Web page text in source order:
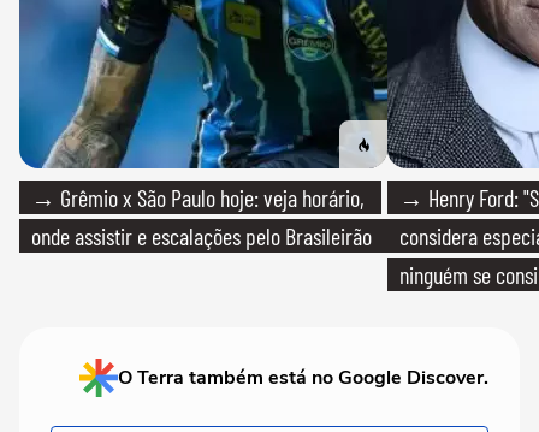
→ Grêmio x São Paulo hoje: veja horário,
onde assistir e escalações pelo Brasileirão
→ Henry Ford:
considera
ninguém se
O Terra também está no Google Discover.